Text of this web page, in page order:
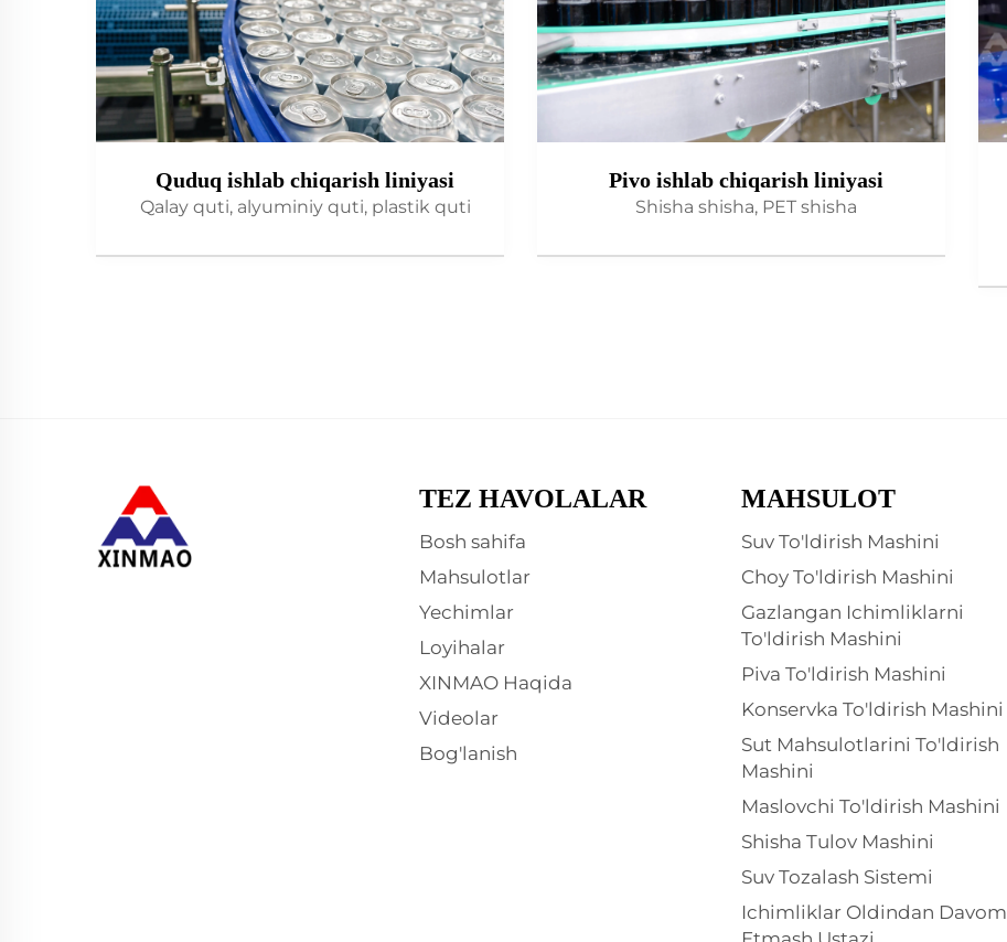
Quduq ishlab chiqarish liniyasi
Qalay quti, alyuminiy quti, plastik quti
Pivo ishlab chiqarish liniyasi
Shisha shisha, PET shisha
TEZ HAVOLALAR
Bosh sahifa
Mahsulotlar
Yechimlar
Loyihalar
XINMAO Haqida
Videolar
Bog'lanish
MAHSULOT
Suv To'ldirish Mashini
Choy To'ldirish Mashini
Gazlangan Ichimliklarni
To'ldirish Mashini
Piva To'ldirish Mashini
Konservka To'ldirish Mashini
Sut Mahsulotlarini To'ldirish
Mashini
Maslovchi To'ldirish Mashini
Shisha Tulov Mashini
Suv Tozalash Sistemi
Ichimliklar Oldindan Davom